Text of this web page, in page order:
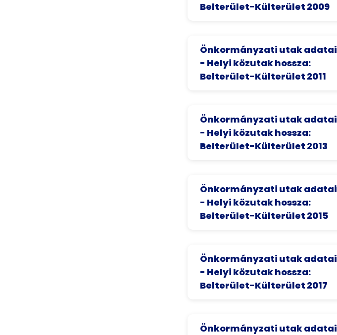
Belterület-Külterület 2009
Önkormányzati utak adatai
- Helyi közutak hossza:
Belterület-Külterület 2011
Önkormányzati utak adatai
- Helyi közutak hossza:
Belterület-Külterület 2013
Önkormányzati utak adatai
- Helyi közutak hossza:
Belterület-Külterület 2015
Önkormányzati utak adatai
- Helyi közutak hossza:
Belterület-Külterület 2017
Önkormányzati utak adatai